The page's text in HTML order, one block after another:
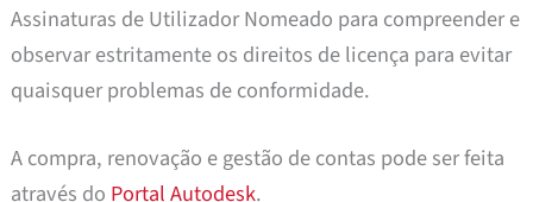
Assinaturas de Utilizador Nomeado para compreender e
observar estritamente os direitos de licença para evitar
quaisquer problemas de conformidade.
A compra, renovação e gestão de contas pode ser feita
através do Portal Autodesk.